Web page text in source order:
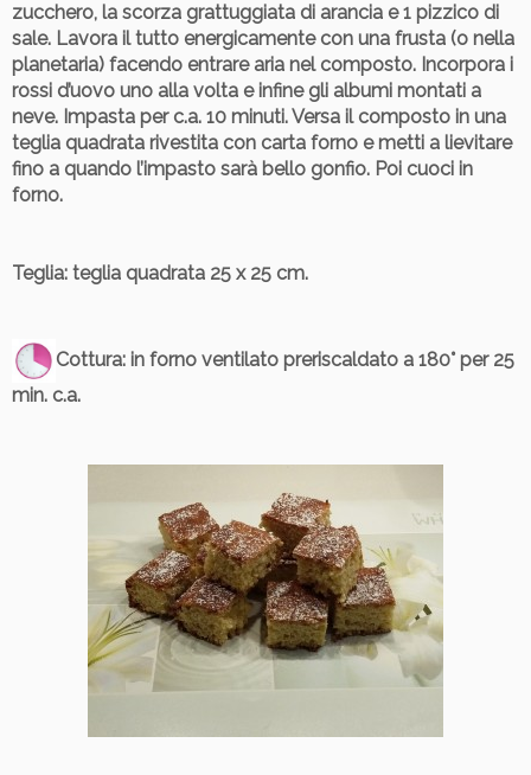
zucchero, la scorza grattuggiata di arancia e 1 pizzico di
sale. Lavora il tutto energicamente con una frusta (o nella
planetaria) facendo entrare aria nel composto. Incorpora i
rossi d’uovo uno alla volta e infine gli albumi montati a
neve. Impasta per c.a. 10 minuti. Versa il composto in una
teglia quadrata rivestita con carta forno e metti a lievitare
fino a quando l’impasto sarà bello gonfio. Poi cuoci in
forno.
Teglia: teglia quadrata 25 x 25 cm.
Cottura: in forno ventilato preriscaldato a 180° per 25
min. c.a.